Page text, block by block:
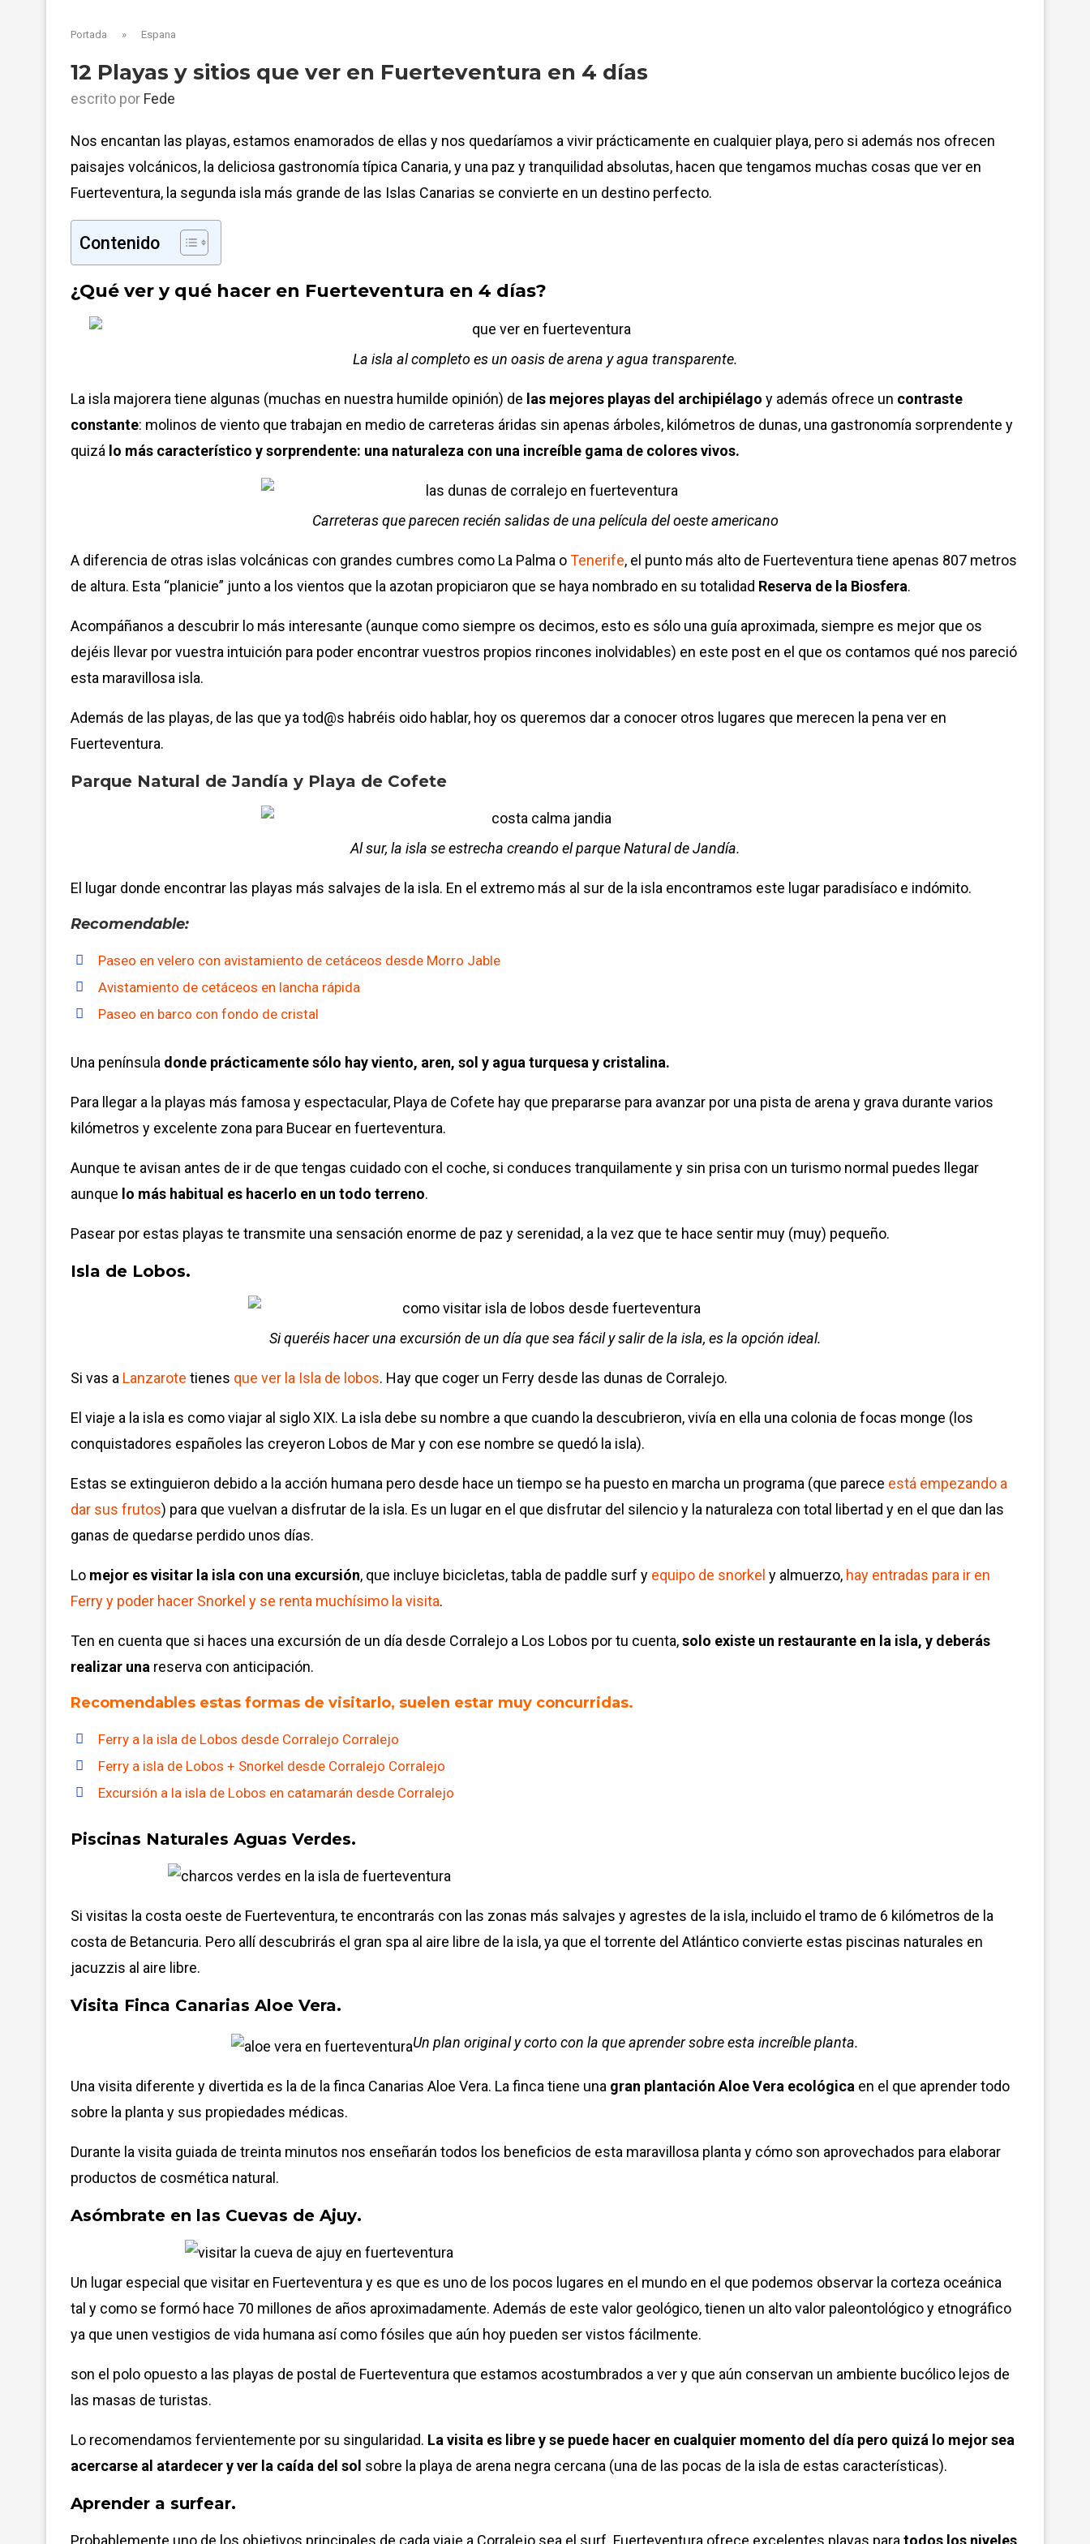
Portada » Espana
12 Playas y sitios que ver en Fuerteventura en 4 días
escrito por Fede
Nos encantan las playas, estamos enamorados de ellas y nos quedaríamos a vivir prácticamente en cualquier playa, pero si además nos ofrecen
paisajes volcánicos, la deliciosa gastronomía típica Canaria, y una paz y tranquilidad absolutas, hacen que tengamos muchas cosas que ver en
Fuerteventura, la segunda isla más grande de las Islas Canarias se convierte en un destino perfecto.
Contenido
¿Qué ver y qué hacer en Fuerteventura en 4 días?
La isla al completo es un oasis de arena y agua transparente.
La isla majorera tiene algunas (muchas en nuestra humilde opinión) de las mejores playas del archipiélago y además ofrece un contraste
constante: molinos de viento que trabajan en medio de carreteras áridas sin apenas árboles, kilómetros de dunas, una gastronomía sorprendente y
quizá lo más característico y sorprendente: una naturaleza con una increíble gama de colores vivos.
Carreteras que parecen recién salidas de una película del oeste americano
A diferencia de otras islas volcánicas con grandes cumbres como La Palma oTenerife, el punto más alto de Fuerteventura tiene apenas 807 metros
de altura. Esta “planicie” junto a los vientos que la azotan propiciaron que se haya nombrado en su totalidad Reserva de la Biosfera.
Acompáñanos a descubrir lo más interesante (aunque como siempre os decimos, esto es sólo una guía aproximada, siempre es mejor que os
dejéis llevar por vuestra intuición para poder encontrar vuestros propios rincones inolvidables) en este post en el que os contamos qué nos pareció
esta maravillosa isla.
Además de las playas, de las que ya tod@s habréis oido hablar, hoy os queremos dar a conocer otros lugares que merecen la pena ver en
Fuerteventura.
Parque Natural de Jandía y Playa de Cofete
Al sur, la isla se estrecha creando el parque Natural de Jandía.
El lugar donde encontrar las playas más salvajes de la isla. En el extremo más al sur de la isla encontramos este lugar paradisíaco e indómito.
Recomendable:
Paseo en velero con avistamiento de cetáceos desde Morro Jable
Avistamiento de cetáceos en lancha rápida
Paseo en barco con fondo de cristal
Una península donde prácticamente sólo hay viento, aren, sol y agua turquesa y cristalina.
Para llegar a la playas más famosa y espectacular, Playa de Cofete hay que prepararse para avanzar por una pista de arena y grava durante varios
kilómetros y excelente zona para Bucear en fuerteventura.
Aunque te avisan antes de ir de que tengas cuidado con el coche, si conduces tranquilamente y sin prisa con un turismo normal puedes llegar
aunque lo más habitual es hacerlo en un todo terreno.
Pasear por estas playas te transmite una sensación enorme de paz y serenidad, a la vez que te hace sentir muy (muy) pequeño.
Isla de Lobos.
Si queréis hacer una excursión de un día que sea fácil y salir de la isla, es la opción ideal.
Si vas a Lanzarote tienes que ver la Isla de lobos. Hay que coger un Ferry desde las dunas de Corralejo.
El viaje a la isla es como viajar al siglo XIX. La isla debe su nombre a que cuando la descubrieron, vivía en ella una colonia de focas monge (los
conquistadores españoles las creyeron Lobos de Mar y con ese nombre se quedó la isla).
Estas se extinguieron debido a la acción humana pero desde hace un tiempo se ha puesto en marcha un programa (que parece está empezando a
dar sus frutos) para que vuelvan a disfrutar de la isla. Es un lugar en el que disfrutar del silencio y la naturaleza con total libertad y en el que dan las
ganas de quedarse perdido unos días.
Lo mejor es visitar la isla con una excursión, que incluye bicicletas, tabla de paddle surf y equipo de snorkel y almuerzo, hay entradas para ir en
Ferry y poder hacer Snorkel y se renta muchísimo la visita.
Ten en cuenta que si haces una excursión de un día desde Corralejo a Los Lobos por tu cuenta,solo existe un restaurante en la isla, y deberás
realizar una reserva con anticipación.
Recomendables estas formas de visitarlo, suelen estar muy concurridas.
Ferry a la isla de Lobos desde Corralejo Corralejo
Ferry a isla de Lobos + Snorkel desde Corralejo Corralejo
Excursión a la isla de Lobos en catamarán desde Corralejo
Piscinas Naturales Aguas Verdes.
Si visitas la costa oeste de Fuerteventura, te encontrarás con las zonas más salvajes y agrestes de la isla, incluido el tramo de 6 kilómetros de la
costa de Betancuria. Pero allí descubrirás el gran spa al aire libre de la isla, ya que el torrente del Atlántico convierte estas piscinas naturales en
jacuzzis al aire libre.
Visita Finca Canarias Aloe Vera.
Un plan original y corto con la que aprender sobre esta increíble planta.
Una visita diferente y divertida es la de la finca Canarias Aloe Vera. La finca tiene una gran plantación Aloe Vera ecológica en el que aprender todo
sobre la planta y sus propiedades médicas.
Durante la visita guiada de treinta minutos nos enseñarán todos los beneficios de esta maravillosa planta y cómo son aprovechados para elaborar
productos de cosmética natural.
Asómbrate en las Cuevas de Ajuy.
Un lugar especial que visitar en Fuerteventura y es que es uno de los pocos lugares en el mundo en el que podemos observar la corteza oceánica
tal y como se formó hace 70 millones de años aproximadamente. Además de este valor geológico, tienen un alto valor paleontológico y etnográfico
ya que unen vestigios de vida humana así como fósiles que aún hoy pueden ser vistos fácilmente.
son el polo opuesto a las playas de postal de Fuerteventura que estamos acostumbrados a ver y que aún conservan un ambiente bucólico lejos de
las masas de turistas.
Lo recomendamos fervientemente por su singularidad. La visita es libre y se puede hacer en cualquier momento del día pero quizá lo mejor sea
acercarse al atardecer y ver la caída del sol sobre la playa de arena negra cercana (una de las pocas de la isla de estas características).
Aprender a surfear.
Probablemente uno de los objetivos principales de cada viaje a Corralejo sea el surf. Fuerteventura ofrece excelentes playas para todos los niveles